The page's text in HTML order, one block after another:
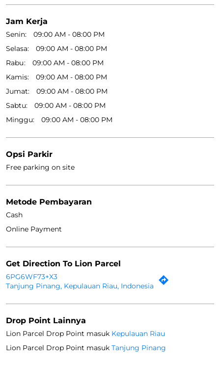
Jam Kerja
Senin
09:00 AM - 08:00 PM
Selasa
09:00 AM - 08:00 PM
Rabu
09:00 AM - 08:00 PM
Kamis
09:00 AM - 08:00 PM
Jumat
09:00 AM - 08:00 PM
Sabtu
09:00 AM - 08:00 PM
Minggu
09:00 AM - 08:00 PM
Opsi Parkir
Free parking on site
Metode Pembayaran
Cash
Online Payment
Get Direction To Lion Parcel
6PG6WF73+X3
Tanjung Pinang, Kepulauan Riau, Indonesia
Drop Point Lainnya
Lion Parcel Drop Point masuk Kepulauan Riau
Lion Parcel Drop Point masuk Tanjung Pinang